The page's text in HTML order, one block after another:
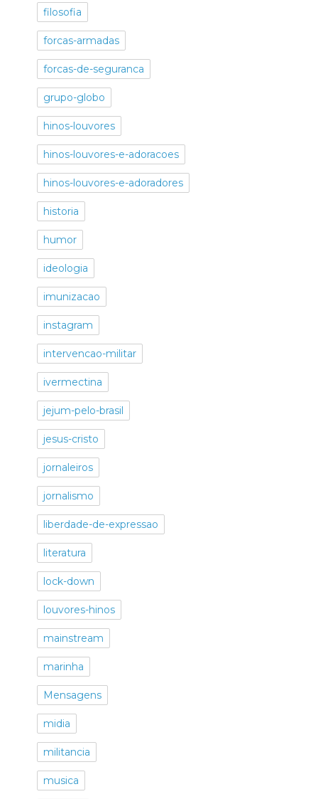
filosofia
forcas-armadas
forcas-de-seguranca
grupo-globo
hinos-louvores
hinos-louvores-e-adoracoes
hinos-louvores-e-adoradores
historia
humor
ideologia
imunizacao
instagram
intervencao-militar
ivermectina
jejum-pelo-brasil
jesus-cristo
jornaleiros
jornalismo
liberdade-de-expressao
literatura
lock-down
louvores-hinos
mainstream
marinha
Mensagens
midia
militancia
musica